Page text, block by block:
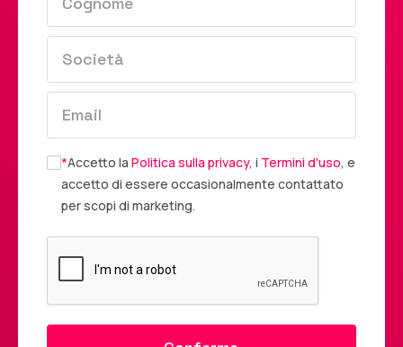
*Accetto la Politica sulla privacy, i Termini d'uso, e
accetto di essere occasionalmente contattato
per scopi di marketing.